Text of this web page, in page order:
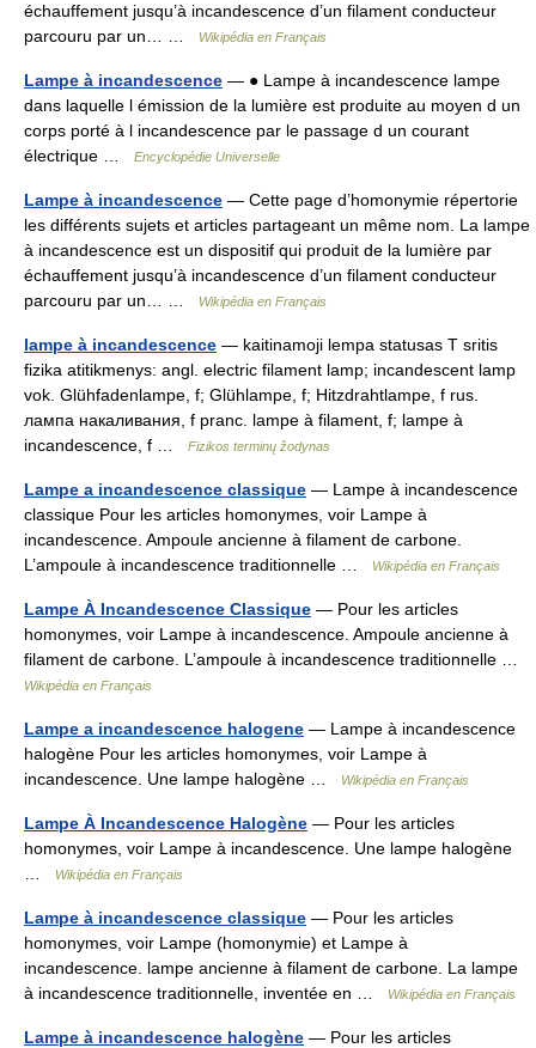
échauffement jusqu’à incandescence d’un filament conducteur
parcouru par un… …
Wikipédia en Français
Lampe à incandescence — ● Lampe à incandescence lampe
dans laquelle l émission de la lumière est produite au moyen d un
corps porté à l incandescence par le passage d un courant
électrique …
Encyclopédie Universelle
Lampe à incandescence — Cette page d’homonymie répertorie
les différents sujets et articles partageant un même nom. La lampe
à incandescence est un dispositif qui produit de la lumière par
échauffement jusqu’à incandescence d’un filament conducteur
parcouru par un… …
Wikipédia en Français
lampe à incandescence — kaitinamoji lempa statusas T sritis
fizika atitikmenys: angl. electric filament lamp; incandescent lamp
vok. Glühfadenlampe, f; Glühlampe, f; Hitzdrahtlampe, f rus.
лампа накаливания, f pranc. lampe à filament, f; lampe à
incandescence, f …
Fizikos terminų žodynas
Lampe a incandescence classique — Lampe à incandescence
classique Pour les articles homonymes, voir Lampe à
incandescence. Ampoule ancienne à filament de carbone.
L’ampoule à incandescence traditionnelle …
Wikipédia en Français
Lampe À Incandescence Classique — Pour les articles
homonymes, voir Lampe à incandescence. Ampoule ancienne à
filament de carbone. L’ampoule à incandescence traditionnelle …
Wikipédia en Français
Lampe a incandescence halogene — Lampe à incandescence
halogène Pour les articles homonymes, voir Lampe à
incandescence. Une lampe halogène …
Wikipédia en Français
Lampe À Incandescence Halogène — Pour les articles
homonymes, voir Lampe à incandescence. Une lampe halogène
Wikipédia en Français
Lampe à incandescence classique — Pour les articles
homonymes, voir Lampe (homonymie) et Lampe à
incandescence. lampe ancienne à filament de carbone. La lampe
à incandescence traditionnelle, inventée en …
Wikipédia en Français
Lampe à incandescence halogène — Pour les articles